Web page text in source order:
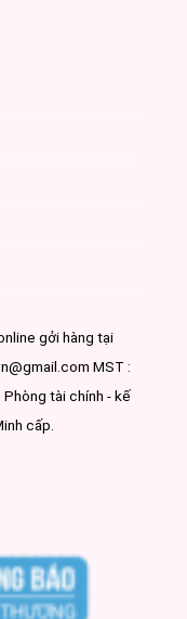
gởi hàng tại
MST :
tài chính - kế
cấp.